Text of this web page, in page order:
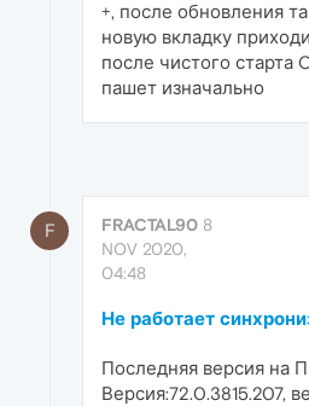
+, после обновления
новую вкладку
после чистого старта
пашет изначально
F FRACTAL90 8
NOV 2020,
04:48
Не работает
Последняя версия на
Версия:72.0.3815.207,